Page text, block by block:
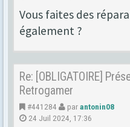
Vous faites des
également ?
Re: [OBLIGATOIRE]
Retrogamer
#441284 parantonin08
24 Juil 2024, 17:36